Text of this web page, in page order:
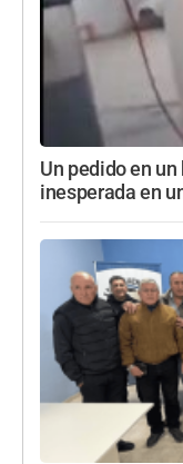
Un pedido en
inesperada en